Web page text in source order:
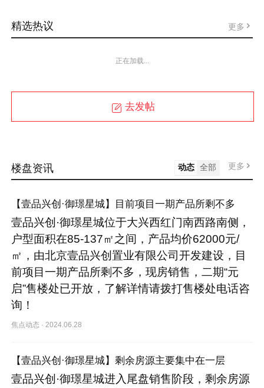
精选热议 更多
正在加载...
去发帖
楼盘资讯 动态 全部 更多
【壹品兴创·御璟星城】目前项目一期产品所剩不多
壹品兴创·御璟星城位于大兴西红门南西路南侧，
户型面积在85-137㎡之间，产品均价62000元/
㎡，由北京壹品兴创置业有限公司开发建设，目
前项目一期产品所剩不多，现房销售，二期“元
启”售楼处已开放，了解详情请拨打售楼处电话咨
询！
焦点动态 ·2024.06.28
【壹品兴创·御璟星城】剩余房源主要集中在一层
壹品兴创·御璟星城进入尾盘销售阶段，剩余房源